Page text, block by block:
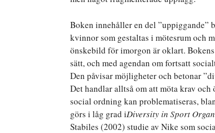
Boken innehåller en del ”uppiggande”
kvinnor som gestaltas i mötesrum och
önskebild för imorgon är oklart.
sätt, och med agendan om fortsatt
Den påvisar möjligheter och betonar
Det handlar alltså om att möta krav
social ordning kan problematiseras,
görs i låg grad iDiversity in Sport
Stabiles (2002) studie av Nike som